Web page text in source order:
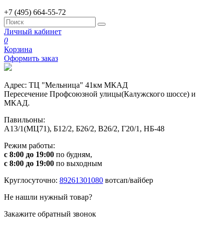
+7 (495) 664-55-72
Личный кабинет
0
Корзина
Оформить заказ
Адрес: ТЦ "Мельница" 41км МКАД
Пересечение Профсоюзной улицы(Калужского шоссе) и
МКАД.
Павильоны:
А13/1(МЦ71), Б12/2, Б26/2, В26/2, Г20/1, НБ-48
Режим работы:
с 8:00 до 19:00 по будням,
с 8:00 до 19:00 по выходным
Круглосуточно: 89261301080 вотсап/вайбер
Не нашли нужный товар?
Закажите обратный звонок